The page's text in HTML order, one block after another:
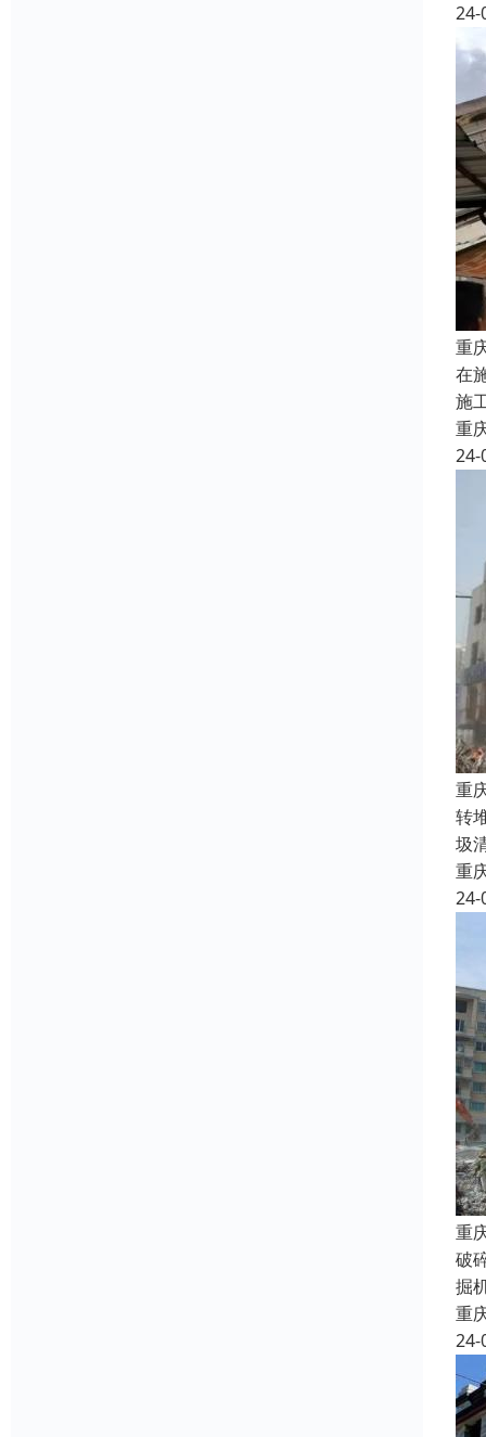
24-
重
在
施
重
24-
重
转
圾
重
24-
重
破
掘
重
24-